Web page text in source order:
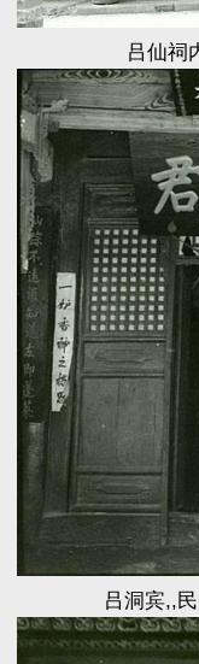
吕仙祠
吕洞宾,,